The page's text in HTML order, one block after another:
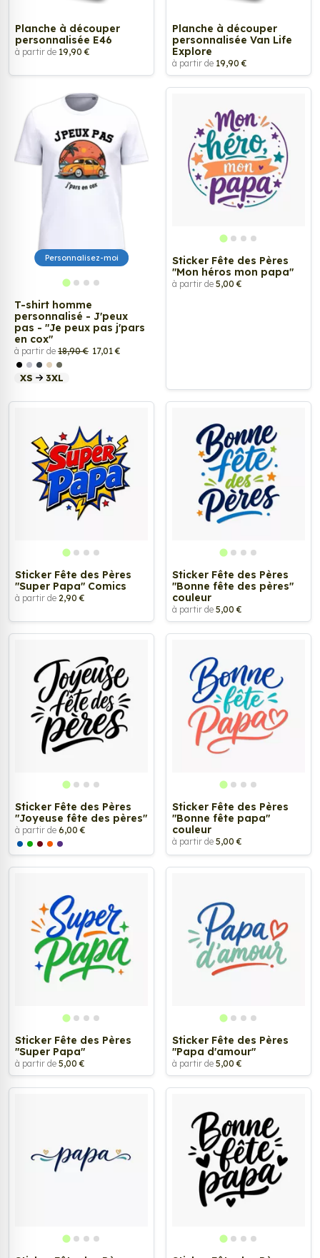
Planche à découper
personnalisée E46
à partir de 19,90 €
Planche à découper
personnalisée Van Life
Explore
à partir de 19,90 €
Personnalisez-moi
T-shirt homme
personnalisé - J'peux
pas - "Je peux pas j'pars
en cox"
à partir de 18,90 € 17,01 €
XS 3XL
Sticker Fête des Pères
"Mon héros mon papa"
à partir de 5,00 €
Sticker Fête des Pères
"Super Papa" Comics
à partir de 2,90 €
Sticker Fête des Pères
"Bonne fête des pères"
couleur
à partir de 5,00 €
Sticker Fête des Pères
"Joyeuse fête des pères"
à partir de 6,00 €
Sticker Fête des Pères
"Bonne fête papa"
couleur
à partir de 5,00 €
Sticker Fête des Pères
"Super Papa"
à partir de 5,00 €
Sticker Fête des Pères
"Papa d'amour"
à partir de 5,00 €